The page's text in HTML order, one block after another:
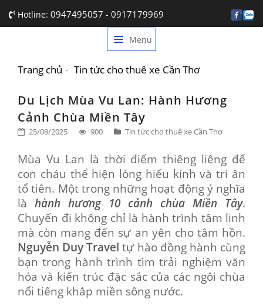
Hotline: 0947495057 - 0917179969
Menu
GIỚI THIỆU
DỊCH VỤ
BẢNG GIÁ
LIÊN HỆ
Trang chủ Tin tức cho thuê xe Cần Thơ
Du Lịch Mùa Vu Lan: Hành Hương
Cảnh Chùa Miền Tây
25/08/2025 900 Tin tức cho thuê xe Cần Thơ
Mùa Vu Lan là thời điểm thiêng liêng để
con cháu thể hiện lòng hiếu kính và tri ân
tổ tiên. Một trong những hoạt động ý nghĩa
là hành hương 10 cảnh chùa Miền Tây.
Chuyến đi không chỉ là hành trình tâm linh
mà còn mang đến sự an yên cho tâm hồn.
Nguyễn Duy Travel tự hào đồng hành cùng
bạn trong hành trình tìm trải nghiệm văn
hóa và kiến trúc đặc sắc của các ngôi chùa
nổi tiếng khắp miền sông nước.